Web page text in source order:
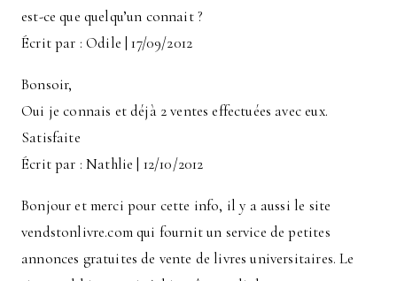
est-ce que quelqu’un connait ?
Écrit par : Odile | 17/09/2012
Bonsoir,
Oui je connais et déjà 2 ventes effectuées avec eux.
Satisfaite
Écrit par : Nathlie | 12/10/2012
Bonjour et merci pour cette info, il y a aussi le site
vendstonlivre.com qui fournit un service de petites
annonces gratuites de vente de livres universitaires. Le